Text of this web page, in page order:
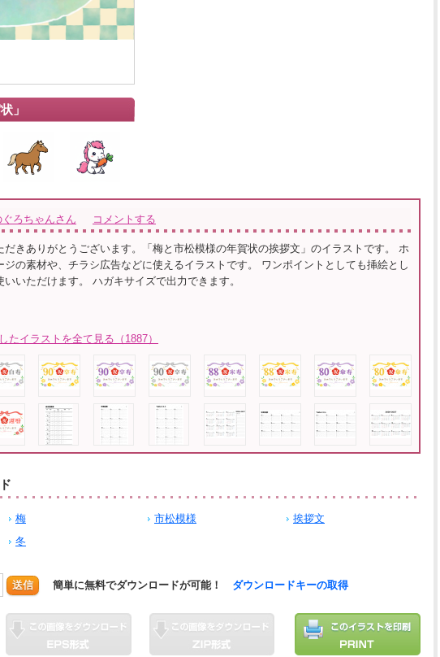
」
ぐろちゃんさん コメントする
だきありがとうございます。「梅と市松模様の年賀状の挨拶文」のイラストです。 ホ
ジの素材や、チラシ広告などに使えるイラストです。 ワンポイントとしても挿絵とし
いいただけます。 ハガキサイズで出力できます。
たイラストを全て見る（1887）
梅 市松模様
挨拶文
冬
送信 簡単に無料でダウンロードが可能！ ダウンロードキーの取得